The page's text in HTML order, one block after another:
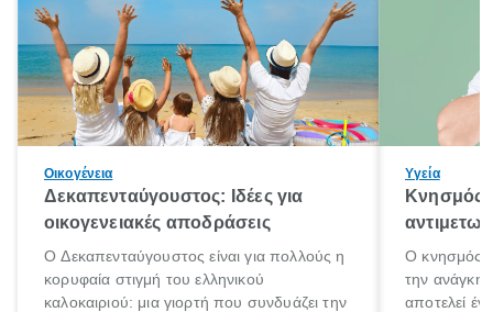
Οικογένεια
Δεκαπενταύγουστος: Ιδέες για
οικογενειακές αποδράσεις
Ο Δεκαπενταύγουστος είναι για πολλούς η
κορυφαία στιγμή του ελληνικού
καλοκαιριού: μια γιορτή που συνδυάζει την
Υγεία
Κνησμός:
Ο κνησμός
την ανάγκη
αποτελεί